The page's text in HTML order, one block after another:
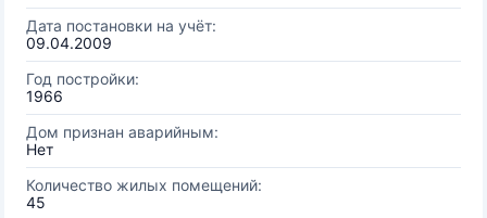
Дата постановки на учёт:
09.04.2009
Год постройки:
1966
Дом признан аварийным:
Нет
Количество жилых помещений:
45